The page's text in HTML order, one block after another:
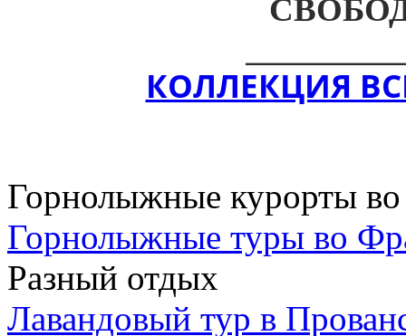
КОЛЛЕКЦИЯ
Горнолыжные курорты
Горнолыжные туры во
Разный отдых
Лавандовый тур в